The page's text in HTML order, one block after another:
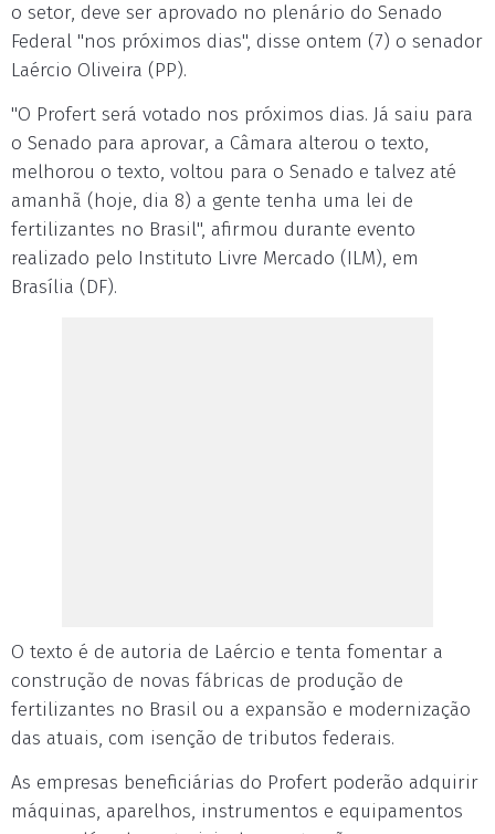
o setor, deve ser aprovado no plenário do Senado
Federal "nos próximos dias", disse ontem (7) o senador
Laércio Oliveira (PP).
"O Profert será votado nos próximos dias. Já saiu para
o Senado para aprovar, a Câmara alterou o texto,
melhorou o texto, voltou para o Senado e talvez até
amanhã (hoje, dia 8) a gente tenha uma lei de
fertilizantes no Brasil", afirmou durante evento
realizado pelo Instituto Livre Mercado (ILM), em
Brasília (DF).
O texto é de autoria de Laércio e tenta fomentar a
construção de novas fábricas de produção de
fertilizantes no Brasil ou a expansão e modernização
das atuais, com isenção de tributos federais.
As empresas beneficiárias do Profert poderão adquirir
máquinas, aparelhos, instrumentos e equipamentos